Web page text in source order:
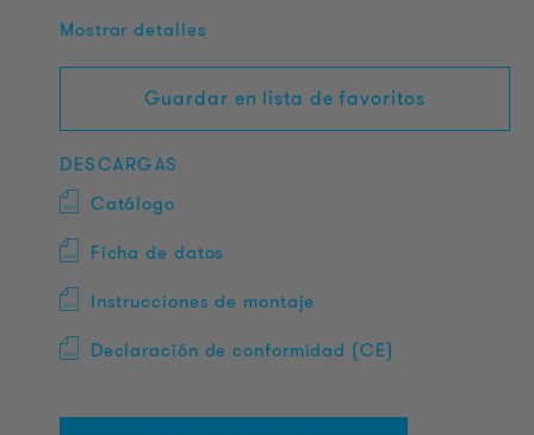
Mostrar detalles
Guardar en lista de favoritos
DESCARGAS
Catálogo
Ficha de datos
Instrucciones de montaje
Declaración de conformidad (CE)